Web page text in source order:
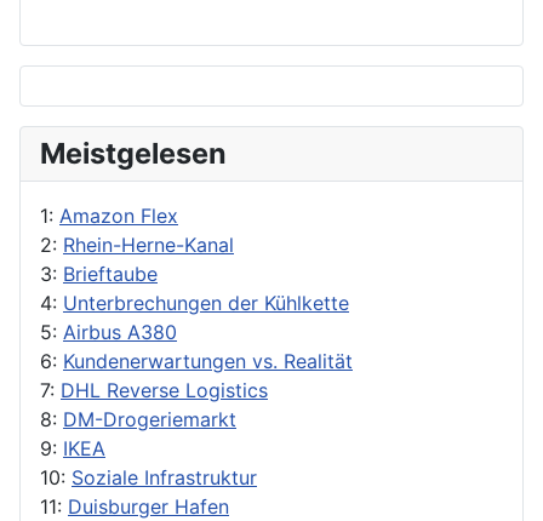
Meistgelesen
1: Amazon Flex
2: Rhein-Herne-Kanal
3: Brieftaube
4: Unterbrechungen der Kühlkette
5: Airbus A380
6: Kundenerwartungen vs. Realität
7: DHL Reverse Logistics
8: DM-Drogeriemarkt
9: IKEA
10: Soziale Infrastruktur
11: Duisburger Hafen